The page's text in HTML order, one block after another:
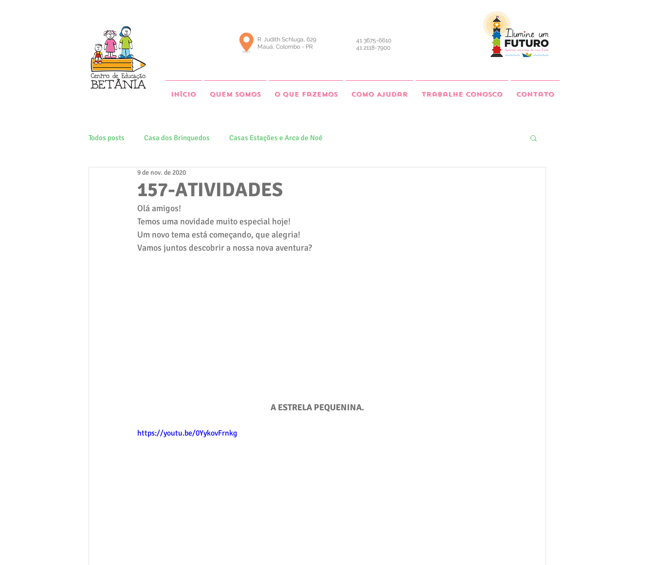
R. Judith Schluga, 629
Mauá, Colombo - PR
41 3675-6610
41 2118-7900
Início Quem somos O que fazemos Como Ajudar Trabalhe Conosco Contato
Todos posts Casa dos Brinquedos Casas Estações e Arca de Noé
157-ATIVIDADES
9 de nov. de 2020
Olá amigos!
Temos uma novidade muito especial hoje!
Um novo tema está começando, que alegria!
Vamos juntos descobrir a nossa nova aventura?
A ESTRELA PEQUENINA.
https://youtu.be/0YykovFrnkg